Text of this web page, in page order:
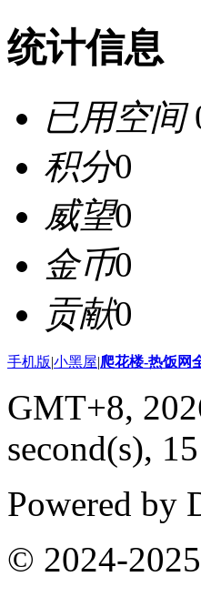
统计信息
已用空间
积分0
威望0
金币0
贡献0
手机版|小黑屋|爬花楼-热饭网
GMT+8,
second(s),
Powered by
© 2024-2025